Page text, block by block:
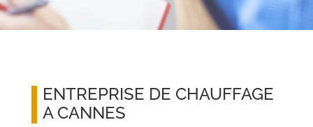
ENTREPRISE DE CHAUFFAGE
A CANNES